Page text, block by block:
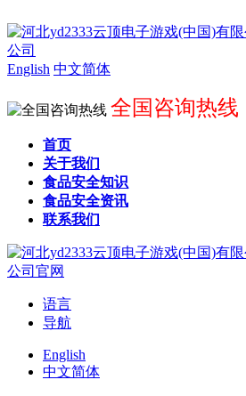
English 中文简体
全国咨询热线
首页
关于我们
食品安全知识
食品安全资讯
联系我们
语言
导航
English
中文简体